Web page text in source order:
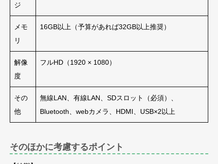
ジ
メモ
リ
16GB以上（予算があれば32GB以上推奨）
解像
度
フルHD（1920 × 1080）
その
他
無線LAN、有線LAN、SDスロット（必須）、
Bluetooth、webカメラ、HDMI、USB×2以上
そのほかに考慮するポイント